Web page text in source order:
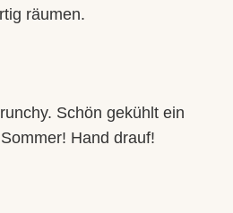
räumen.
Schön gekühlt ein
Hand drauf!